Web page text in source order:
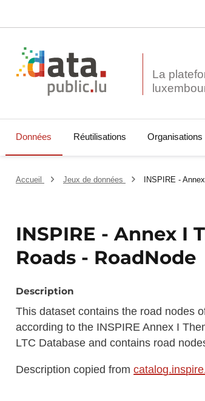
La
Données Réutilisations Organisations
Accueil Jeux de données INSPIRE -
INSPIRE - Annex I
Roads - RoadNode
Description
This dataset contains the road nodes
according to the INSPIRE Annex I
LTC Database and contains road
Description copied from